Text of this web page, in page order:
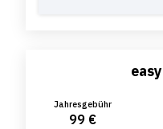
Jahresgebühr
99 €